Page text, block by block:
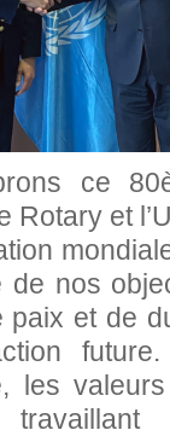
ce
Rotary et
nos
paix et de
les